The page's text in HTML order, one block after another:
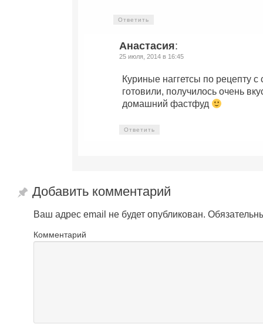
Ответить
Анастасия:
25 июля, 2014 в 16:45
Куриные наггетсы по рецепту с
готовили, получилось очень
домашний фастфуд
Ответить
Добавить комментарий
Ваш адрес email не будет опубликован.
Комментарий